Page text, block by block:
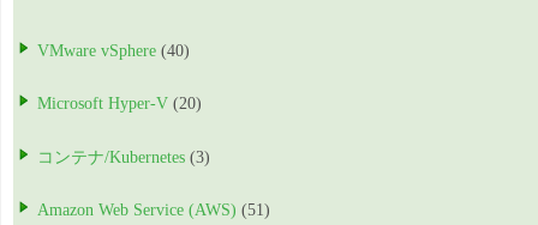
VMware vSphere (40)
Microsoft Hyper-V (20)
コンテナ/Kubernetes (3)
Amazon Web Service (AWS) (51)